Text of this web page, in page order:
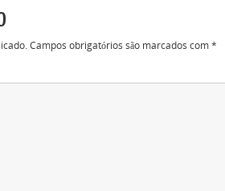
Campos obrigatórios são marcados com*